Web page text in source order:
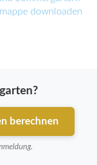
downloaden
berechnen